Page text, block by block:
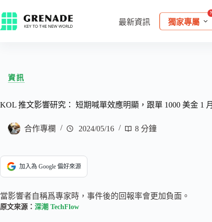
最新資訊 獨家專屬
資訊
KOL 推文影響研究： 短期喊單效應明顯，跟單 1000 美金 1
合作專欄 2024/05/16 8 分鐘
加入為 Google 偏好來源
當影響者自稱爲專家時，事件後的回報率會更加負面。
原文來源： 深潮 TechFlow